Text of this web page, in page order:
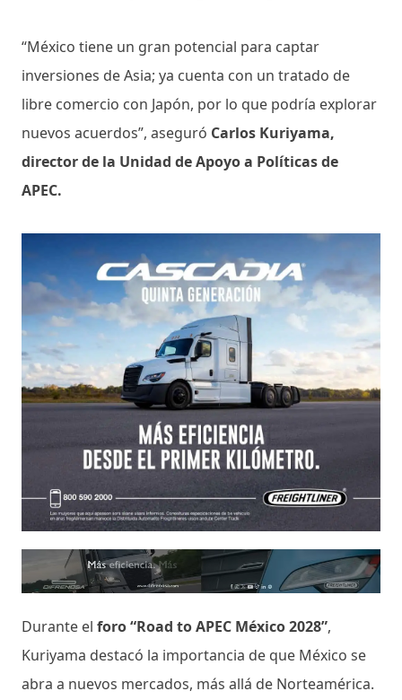
“México tiene un gran potencial para captar
inversiones de Asia; ya cuenta con un tratado de
libre comercio con Japón, por lo que podría explorar
nuevos acuerdos”, aseguró Carlos Kuriyama,
director de la Unidad de Apoyo a Políticas de
APEC.
Durante el foro “Road to APEC México 2028”,
Kuriyama destacó la importancia de que México se
abra a nuevos mercados, más allá de Norteamérica.